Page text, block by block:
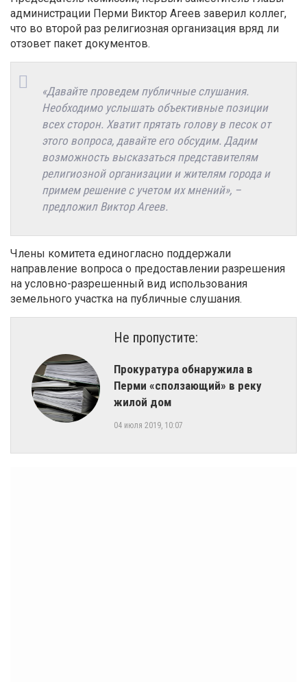
администрации Перми Виктор Агеев заверил коллег,
что во второй раз религиозная организация вряд ли
отзовет пакет документов.
«Давайте проведем публичные слушания.
Необходимо услышать объективные позиции
всех сторон. Хватит прятать голову в песок от
этого вопроса, давайте его обсудим. Дадим
возможность высказаться представителям
религиозной организации и жителям города и
примем решение с учетом их мнений», –
предложил Виктор Агеев.
Члены комитета единогласно поддержали
направление вопроса о предоставлении разрешения
на условно-разрешенный вид использования
земельного участка на публичные слушания.
Не пропустите:
​Прокуратура обнаружила в
Перми «сползающий» в реку
жилой дом
04 июля 2019, 10:07